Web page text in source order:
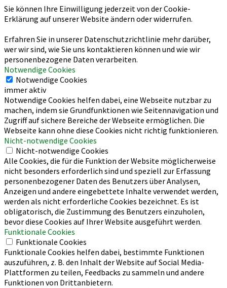
Sie können Ihre Einwilligung jederzeit von der Cookie-
Erklärung auf unserer Website ändern oder widerrufen.
Erfahren Sie in unserer Datenschutzrichtlinie mehr darüber,
wer wir sind, wie Sie uns kontaktieren können und wie wir
personenbezogene Daten verarbeiten.
Notwendige Cookies
Notwendige Cookies
immer aktiv
Notwendige Cookies helfen dabei, eine Webseite nutzbar zu
machen, indem sie Grundfunktionen wie Seitennavigation und
Zugriff auf sichere Bereiche der Webseite ermöglichen. Die
Webseite kann ohne diese Cookies nicht richtig funktionieren.
Nicht-notwendige Cookies
Nicht-notwendige Cookies
Alle Cookies, die für die Funktion der Website möglicherweise
nicht besonders erforderlich sind und speziell zur Erfassung
personenbezogener Daten des Benutzers über Analysen,
Anzeigen und andere eingebettete Inhalte verwendet werden,
werden als nicht erforderliche Cookies bezeichnet. Es ist
obligatorisch, die Zustimmung des Benutzers einzuholen,
bevor diese Cookies auf Ihrer Website ausgeführt werden.
Funktionale Cookies
Funktionale Cookies
Funktionale Cookies helfen dabei, bestimmte Funktionen
auszuführen, z. B. den Inhalt der Website auf Social Media-
Plattformen zu teilen, Feedbacks zu sammeln und andere
Funktionen von Drittanbietern.